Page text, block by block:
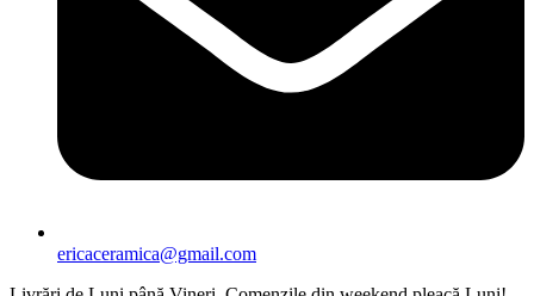
ericaceramica@gmail.com